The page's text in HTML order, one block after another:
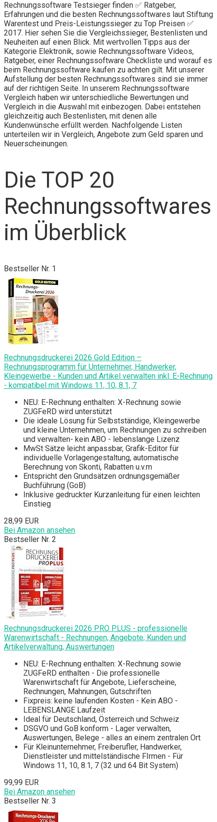
Rechnungssoftware Testsieger finden ✅ Ratgeber,
Erfahrungen und die besten Rechnungssoftwares laut Stiftung
Warentest und Preis-Leistungssieger zu Top Preisen ✅
2017. Hier sehen Sie die Vergleichssieger, Bestenlisten und
Neuheiten auf einen Blick. Mit wertvollen Tipps aus der
Kategorie Elektronik, sowie Rechnungssoftware Videos,
Ratgeber, einer Rechnungssoftware Checkliste und worauf es
beim Rechnungssoftware kaufen zu achten gilt. Mit unserer
Aufstellung der besten Rechnungssoftwares sind sie immer
auf der richtigen Seite. In unserem Rechnungssoftware
Vergleich haben wir unterschiedliche Bewertungen und
Vergleich in die Auswahl mit einbezogen. Dabei entstehen
gleichzeitig auch Bestenlisten, mit denen alle
Kundenwünsche erfüllt werden. Nachfolgende Listen
unterteilen wir in Vergleich, Angebote zum Geld sparen und
Neuerscheinungen.
Die TOP 20
Rechnungssoftwares
im Überblick
Bestseller Nr. 1
Rechnungsdruckerei 2026 Gold Edition –
Rechnungsprogramm für Unternehmer, Handwerker,
Kleingewerbe - Kunden und Artikel verwalten inkl. E-Rechnung
- kompatibel mit Windows 11, 10, 8.1, 7
NEU: E-Rechnung enthalten: X-Rechnung sowie
ZUGFeRD wird unterstützt
Die ideale Lösung für Selbstständige, Kleingewerbe
und kleine Unternehmen, um Rechnungen zu schreiben
und verwalten- kein ABO - lebenslange Lizenz
MwSt Sätze leicht anpassbar, Grafik-Editor für
individuelle Vorlagengestaltung, automatische
Berechnung von Skonti, Rabatten u.v.m
Entspricht den Grundsätzen ordnungsgemäßer
Buchführung (GoB)
Inklusive gedruckter Kurzanleitung für einen leichten
Einstieg
28,99 EUR
Bei Amazon ansehen
Bestseller Nr. 2
Rechnungsdruckerei 2026 PRO PLUS - professionelle
Warenwirtschaft - Rechnungen, Angebote, Kunden und
Artikelverwaltung, Auswertungen
NEU: E-Rechnung enthalten: X-Rechnung sowie
ZUGFeRD enthalten - Die professionelle
Warenwirtschaft für Angebote, Lieferscheine,
Rechnungen, Mahnungen, Gutschriften
Fixpreis: keine laufenden Kosten - Kein ABO -
LEBENSLANGE Laufzeit
Ideal für Deutschland, Österreich und Schweiz
DSGVO und GoB konform - Lager verwalten,
Auswertungen, Belege - alles an einem zentralen Ort
Für Kleinunternehmer, Freiberufler, Handwerker,
Dienstleister und mittelständische FIrmen - Für
Windows 11, 10, 8.1, 7 (32 und 64 Bit System)
99,99 EUR
Bei Amazon ansehen
Bestseller Nr. 3